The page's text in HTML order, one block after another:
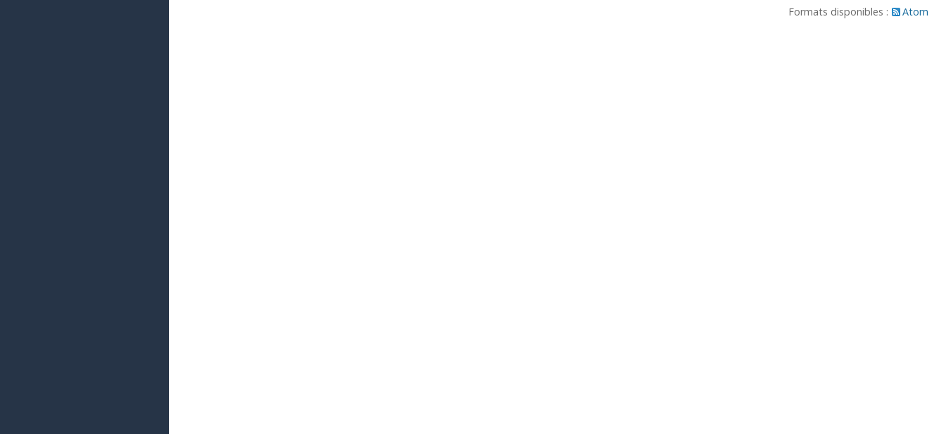
Formats disponibles : Atom